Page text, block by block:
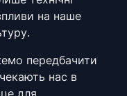
на наше
передбачити
нас в
для